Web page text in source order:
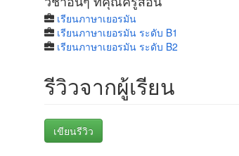
เรียนภาษาเยอรมัน
เรียนภาษาเยอรมัน ระดับ B1
เรียนภาษาเยอรมัน ระดับ B2
รีวิวจากผู้เรียน
เขียนรีวิว